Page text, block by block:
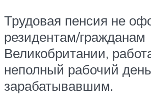
Трудовая пенсия не
резидентам/гражданам
Великобритании,
неполный рабочий
зарабатывавшим.